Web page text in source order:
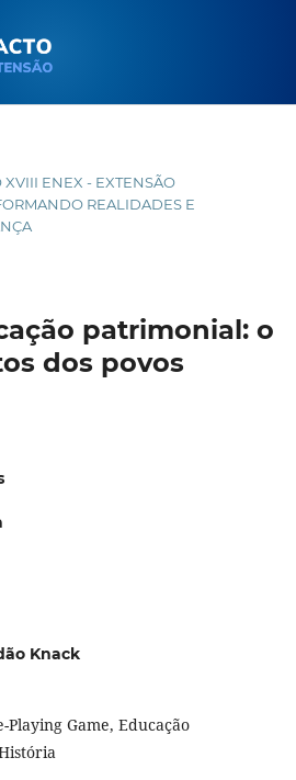
XVIII ENEX - EXTENSÃO
REALIDADES E
patrimonial: o
dos povos
Knack
Playing Game, Educação